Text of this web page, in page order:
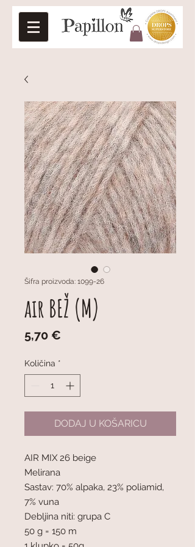
Šifra proizvoda: 1099-26
air BEŽ (M)
5,70 €
Količina *
DODAJ U KOŠARICU
AIR MIX 26 beige
Melirana
Sastav: 70% alpaka, 23% poliamid,
7% vuna
Debljina niti: grupa C
50 g = 150 m